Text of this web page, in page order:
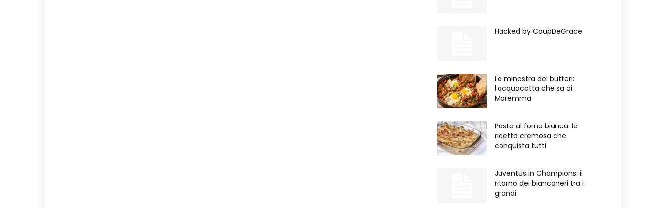
Hacked by CoupDeGrace
La minestra dei butteri:
l’acquacotta che sa di
Maremma
Pasta al forno bianca: la
ricetta cremosa che
conquista tutti
Juventus in Champions: il
ritorno dei bianconeri tra i
grandi